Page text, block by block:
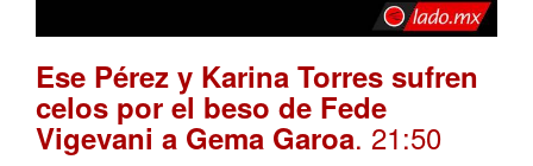
Ese Pérez y Karina Torres sufren
celos por el beso de Fede
Vigevani a Gema Garoa. 21:50